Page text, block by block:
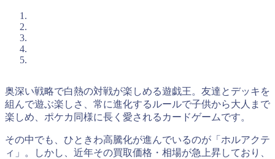
奥深い戦略で白熱の対戦が楽しめる遊戯王。友達とデッキを
組んで遊ぶ楽しさ、常に進化するルールで子供から大人まで
楽しめ、ポケカ同様に長く愛されるカードゲームです。
その中でも、ひときわ高騰化が進んでいるのが「ホルアクテ
ィ」。しかし、近年その買取価格・相場が急上昇しており、